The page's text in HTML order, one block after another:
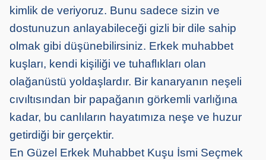
kimlik de veriyoruz. Bunu sadece sizin ve
dostunuzun anlayabileceği gizli bir dile sahip
olmak gibi düşünebilirsiniz. Erkek muhabbet
kuşları, kendi kişiliği ve tuhaflıkları olan
olağanüstü yoldaşlardır. Bir kanaryanın neşeli
cıvıltısından bir papağanın görkemli varlığına
kadar, bu canlıların hayatımıza neşe ve huzur
getirdiği bir gerçektir.
En Güzel Erkek Muhabbet Kuşu İsmi Seçmek